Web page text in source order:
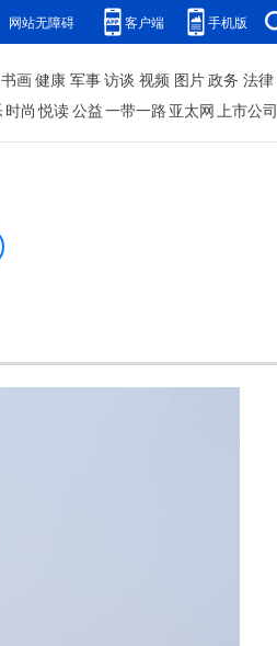
网站无障碍 客户端 手机版
书画健康 军事访谈 视频 图片政务 法律
时尚 悦读公益一带一路 亚太网上市公司